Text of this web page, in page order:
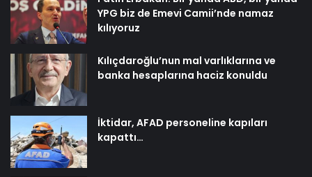
YPG biz de Emevi Camii’nde namaz
kılıyoruz
Kılıçdaroğlu’nun mal varlıklarına ve
banka hesaplarına haciz konuldu
İktidar, AFAD personeline kapıları
kapattı…